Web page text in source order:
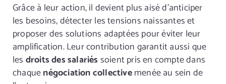
Grâce à leur action, il devient plus aisé d’anticiper
les besoins, détecter les tensions naissantes et
proposer des solutions adaptées pour éviter leur
amplification. Leur contribution garantit aussi que
les droits des salariés soient pris en compte dans
chaquenégociation collectivemenée au sein de